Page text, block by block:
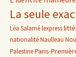
La seule
Léa Salamélexpress
nationalitéNaulleau
PalestineParis-